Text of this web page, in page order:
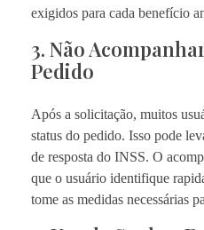
exigidos para cada benefício
3. Não
Pedido
Após a solicitação, muitos
status do pedido. Isso pode
de resposta do INSS. O
que o usuário identifique
tome as medidas necessárias